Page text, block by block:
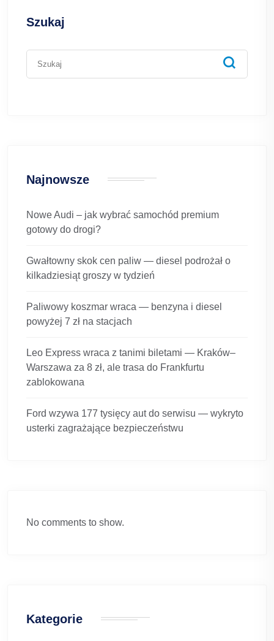
Szukaj
Najnowsze
Nowe Audi – jak wybrać samochód premium
gotowy do drogi?
Gwałtowny skok cen paliw — diesel podrożał o
kilkadziesiąt groszy w tydzień
Paliwowy koszmar wraca — benzyna i diesel
powyżej 7 zł na stacjach
Leo Express wraca z tanimi biletami — Kraków–
Warszawa za 8 zł, ale trasa do Frankfurtu
zablokowana
Ford wzywa 177 tysięcy aut do serwisu — wykryto
usterki zagrażające bezpieczeństwu
No comments to show.
Kategorie